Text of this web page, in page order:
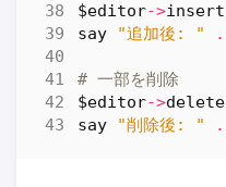
$editor->insert
say
"追加後: " .
# 一部を削除
$editor->delete
say
"削除後: " .